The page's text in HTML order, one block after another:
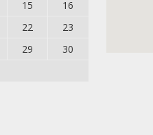
15
16
22
23
29
30